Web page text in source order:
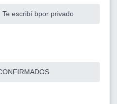
Te escribí bpor privado